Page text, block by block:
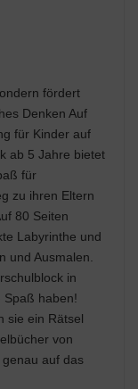
fördert
Denken Auf
für Kinder auf
ab 5 Jahre bietet
für
zu ihren Eltern
80 Seiten
Labyrinthe und
und Ausmalen.
in
Spaß haben!
sie ein Rätsel
von
auf das